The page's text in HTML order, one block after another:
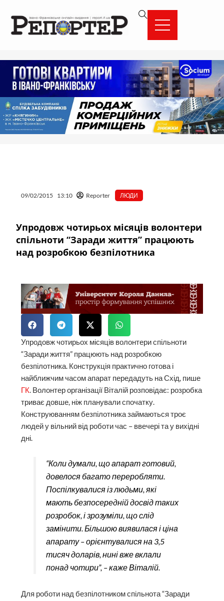
вмісту
09/02/2015 13:10 Reporter ЛЮДИ
Упродовж чотирьох місяців волонтери
спільноти “Заради життя” працюють
над розробкою безпілотника
Упродовж чотирьох місяців волонтери спільноти
“Заради життя” працюють над розробкою
безпілотника. Конструкція практично готова і
найближчим часом апарат передадуть на Схід, пише
ГК. Волонтер організації Віталій розповідає: розробка
триває довше, ніж планували спочатку.
Конструюванням безпілотника займаються троє
людей у вільний від роботи час – ввечері та у вихідні
дні.
“Коли думали, що апарат готовий,
довелося багато переробляти.
Поспілкувалися із людьми, які
мають безпосередній досвід таких
розробок, і зрозуміли, що слід
замінити. Більшою виявилася і ціна
апарату – орієнтувалися на 3,5
тисяч доларів, нині вже вклали
понад чотири”, – каже Віталій.
Для роботи над безпілотником спільнота “Заради